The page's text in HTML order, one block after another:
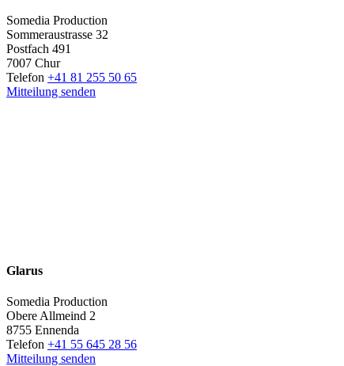
Somedia Production
Sommeraustrasse 32
Postfach 491
7007 Chur
Telefon +41 81 255 50 65
Mitteilung senden
Glarus
Somedia Production
Obere Allmeind 2
8755 Ennenda
Telefon +41 55 645 28 56
Mitteilung senden